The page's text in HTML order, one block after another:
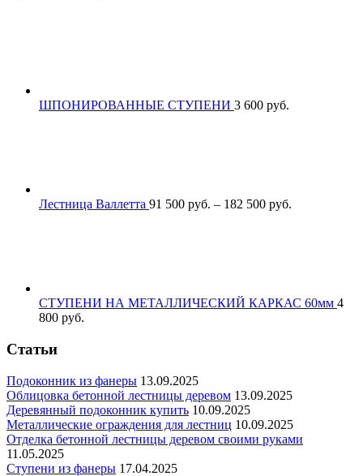
ШПОНИРОВАННЫЕ СТУПЕНИ 3 600 руб.
Лестница Валлетта 91 500 руб. – 182 500 руб.
СТУПЕНИ НА МЕТАЛЛИЧЕСКИЙ КАРКАС 60мм 4
800 руб.
Статьи
Подоконник из фанеры 13.09.2025
Облицовка бетонной лестницы деревом 13.09.2025
Деревянный подоконник купить 10.09.2025
Металлические ограждения для лестниц 10.09.2025
Отделка бетонной лестницы деревом своими руками
11.05.2025
Ступени из фанеры 17.04.2025